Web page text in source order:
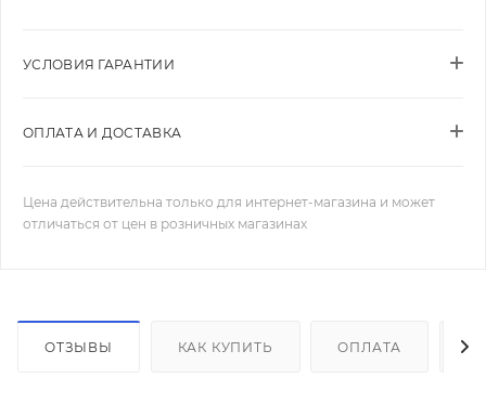
УСЛОВИЯ ГАРАНТИИ
ОПЛАТА И ДОСТАВКА
Цена действительна только для интернет-магазина и может
отличаться от цен в розничных магазинах
ОТЗЫВЫ КАК КУПИТЬ ОПЛАТА